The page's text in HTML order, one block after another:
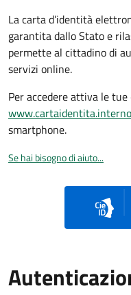
La carta d’identità
garantita dallo Stato e
permette al cittadino di
servizi online.
Per accedere attiva le
smartphone.
Se hai bisogno di aiuto...